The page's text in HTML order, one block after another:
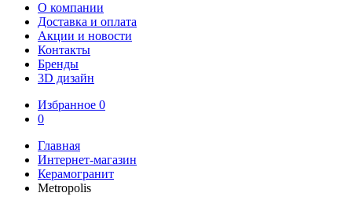
О компании
Доставка и оплата
Акции и новости
Контакты
Бренды
3D дизайн
Избранное 0
0
Главная
Интернет-магазин
Керамогранит
Metropolis